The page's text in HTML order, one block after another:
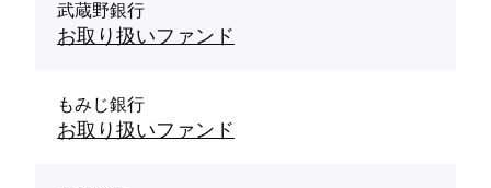
武蔵野銀行
お取り扱いファンド
もみじ銀行
お取り扱いファンド